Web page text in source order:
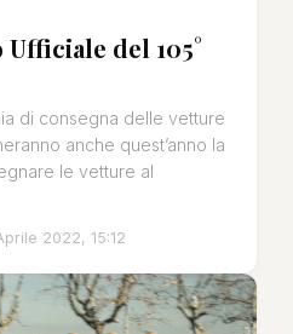
del 105°
di consegna delle vetture
anche quest’anno la
le vetture al
2022, 15:12